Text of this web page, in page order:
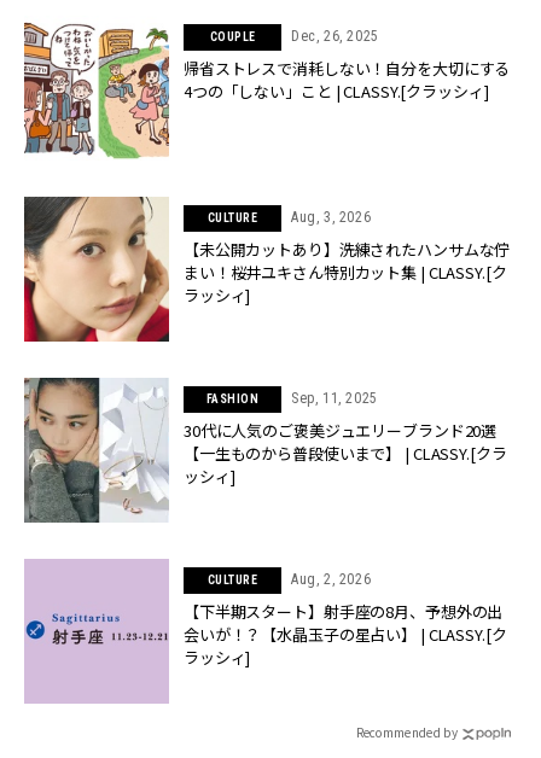
COUPLE Dec, 26, 2025
帰省ストレスで消耗しない！自分を大切にする
4つの「しない」こと | CLASSY.[クラッシィ]
CULTURE Aug, 3, 2026
【未公開カットあり】洗練されたハンサムな佇
まい！桜井ユキさん特別カット集 | CLASSY.[ク
ラッシィ]
FASHION Sep, 11, 2025
30代に人気のご褒美ジュエリーブランド20選
【一生ものから普段使いまで】 | CLASSY.[クラ
ッシィ]
CULTURE Aug, 2, 2026
【下半期スタート】射手座の8月、予想外の出
会いが！？【水晶玉子の星占い】 | CLASSY.[ク
ラッシィ]
Recommended by